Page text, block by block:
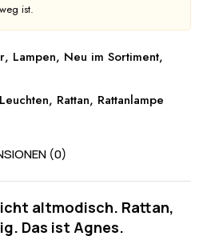
ist.
, Lampen, Neu im Sortiment,
Leuchten, Rattan, Rattanlampe
(0)
altmodisch. Rattan,
Das ist Agnes.